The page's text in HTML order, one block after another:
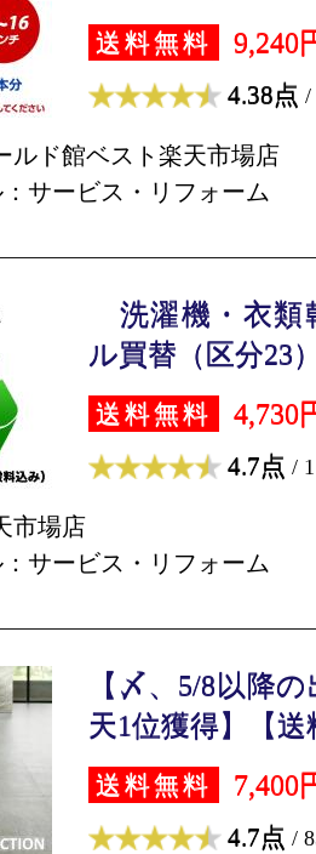
送料無料 9,240
4.38点 /
ルド館ベスト楽天市場店
サービス・リフォーム
洗濯機・衣類
ル買替（区分23
送料無料 4,730
4.7点 /
市場店
サービス・リフォーム
【〆、5/8以降
天1位獲得】【送
送料無料 7,400
4.7点 /